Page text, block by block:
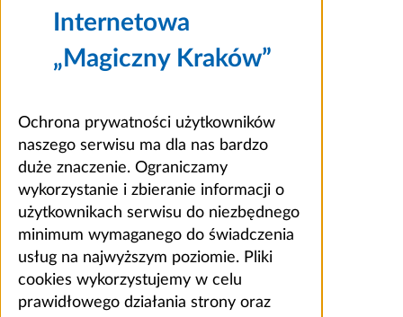
Internetowa
„Magiczny Kraków”
Ochrona prywatności użytkowników
naszego serwisu ma dla nas bardzo
duże znaczenie. Ograniczamy
wykorzystanie i zbieranie informacji o
użytkownikach serwisu do niezbędnego
minimum wymaganego do świadczenia
usług na najwyższym poziomie. Pliki
cookies wykorzystujemy w celu
prawidłowego działania strony oraz